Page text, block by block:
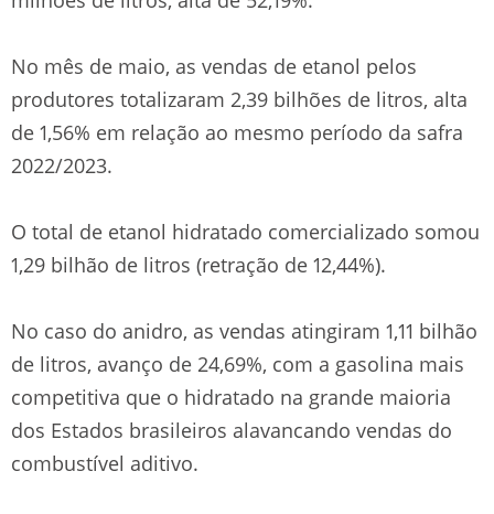
No mês de maio, as vendas de etanol pelos
produtores totalizaram 2,39 bilhões de litros, alta
de 1,56% em relação ao mesmo período da safra
2022/2023.
O total de etanol hidratado comercializado somou
1,29 bilhão de litros (retração de 12,44%).
No caso do anidro, as vendas atingiram 1,11 bilhão
de litros, avanço de 24,69%, com a gasolina mais
competitiva que o hidratado na grande maioria
dos Estados brasileiros alavancando vendas do
combustível aditivo.